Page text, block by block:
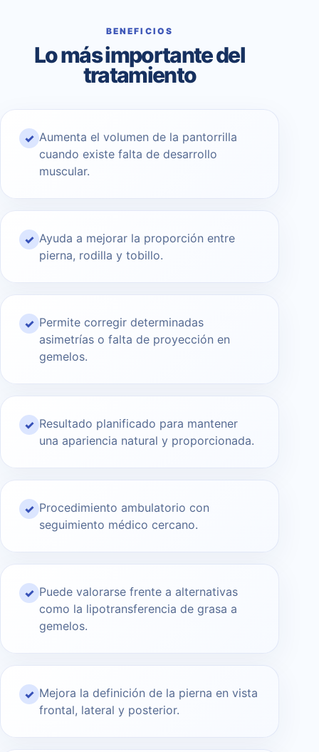
BENEFICIOS
Lo más importante del
tratamiento
✓ Aumenta el volumen de la pantorrilla
cuando existe falta de desarrollo
muscular.
✓ Ayuda a mejorar la proporción entre
pierna, rodilla y tobillo.
✓ Permite corregir determinadas
asimetrías o falta de proyección en
gemelos.
✓ Resultado planificado para mantener
una apariencia natural y proporcionada.
✓ Procedimiento ambulatorio con
seguimiento médico cercano.
✓ Puede valorarse frente a alternativas
como la lipotransferencia de grasa a
gemelos.
✓ Mejora la definición de la pierna en vista
frontal, lateral y posterior.